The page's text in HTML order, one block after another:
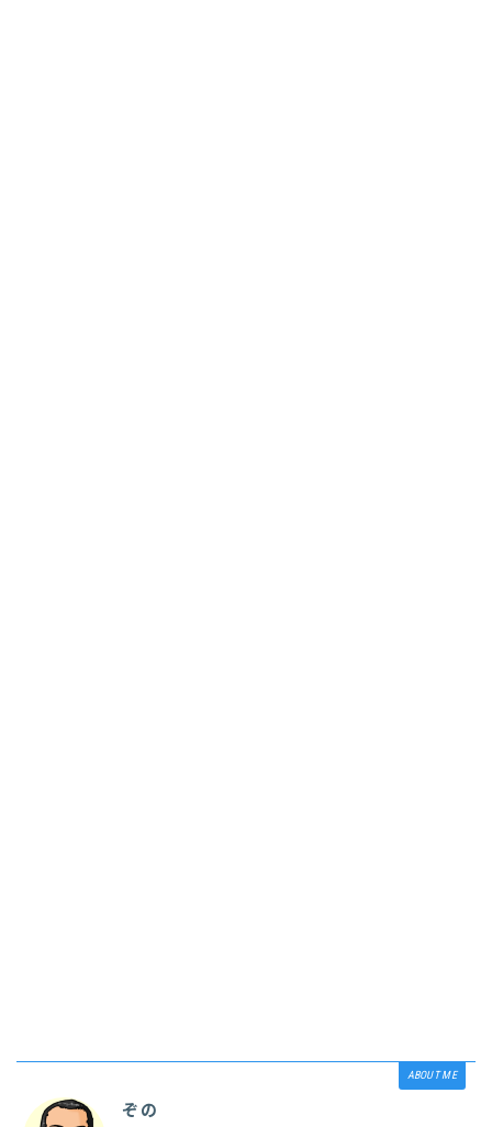
ABOUT ME
ぞの